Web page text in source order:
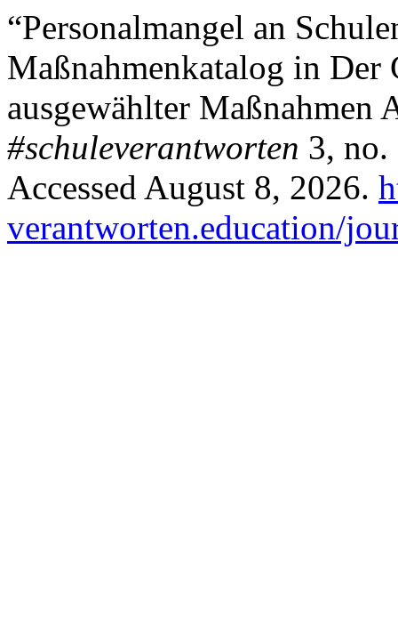
“Personalmangel an
Maßnahmenkatalog in Der
ausgewählter Maßnahmen
#schuleverantworten 3, no.
Accessed August 8, 2026.
verantworten.education/